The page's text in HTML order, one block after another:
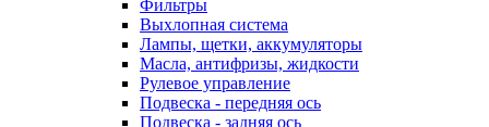
Фильтры
Выхлопная система
Лампы, щетки, аккумуляторы
Масла, антифризы, жидкости
Рулевое управление
Подвеска - передняя ось
Подвеска - задняя ось